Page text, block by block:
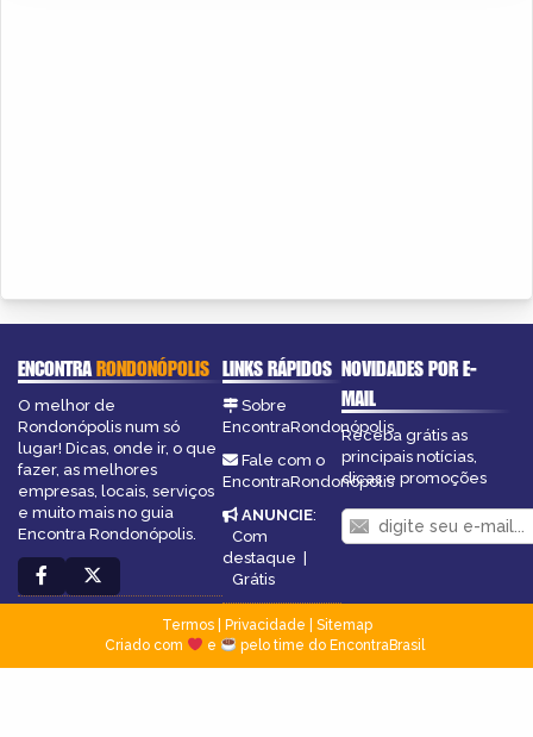
ENCONTRARONDONÓPOLIS
O melhor de
Rondonópolis num só
lugar! Dicas, onde ir, o que
fazer, as melhores
empresas, locais, serviços
e muito mais no guia
Encontra Rondonópolis.
LINKS RÁPIDOS
Sobre
EncontraRondonópolis
Fale com o
EncontraRondonópolis
ANUNCIE:
Com
destaque |
Grátis
NOVIDADES POR E-
MAIL
Receba grátis as
principais notícias,
dicas e promoções
Termos| Privacidade
Sitemap
Criado com
e pelo time do EncontraBrasil